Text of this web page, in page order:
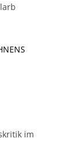
im